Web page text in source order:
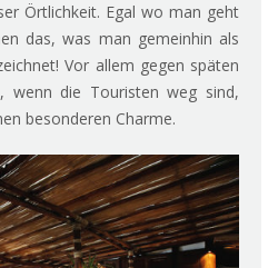
Örtlichkeit. Egal wo man geht
das, was man gemeinhin als
Vor allem gegen späten
wenn die Touristen weg sind,
besonderen Charme.